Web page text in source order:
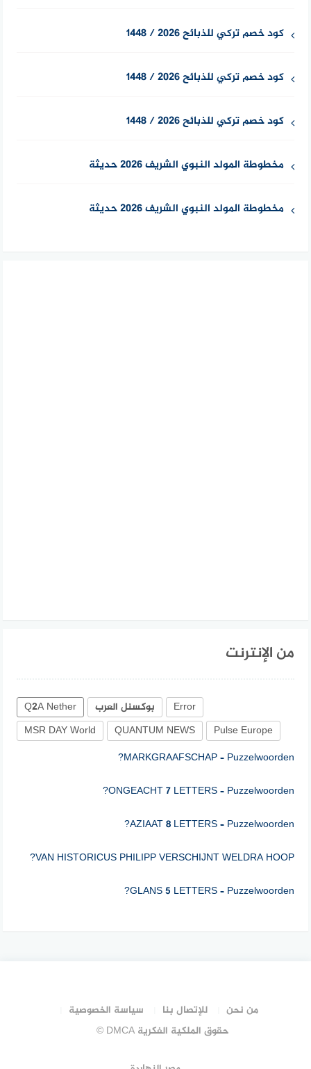
كود خصم تركي للذبائح 2026 / 1448
كود خصم تركي للذبائح 2026 / 1448
كود خصم تركي للذبائح 2026 / 1448
مخطوطة المولد النبوي الشريف 2026 حديثة
مخطوطة المولد النبوي الشريف 2026 حديثة
من الإنترنت
Q2A Nether بوكسنل العرب
Error
MSR DAY World
QUANTUM NEWS
Pulse Europe
MARKGRAAFSCHAP – Puzzelwoorden?
ONGEACHT 7 LETTERS – Puzzelwoorden?
AZIAAT 8 LETTERS – Puzzelwoorden?
VAN HISTORICUS PHILIPP VERSCHIJNT WELDRA HOOP?
GLANS 5 LETTERS – Puzzelwoorden?
VREEMD HOOR DAT HET THEMA GELDT ZOLANG HET
من نحن للإتصال بنا
سياسة الخصوصية
حقوق الملكية الفكرية DMCA ©